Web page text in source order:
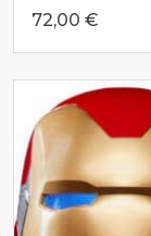
72,00 €